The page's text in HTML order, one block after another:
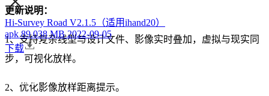
更新说明：
1、支持复杂线型与设计文件、影像实时叠加，虚拟与现实同
步，可视化放样。
2、优化影像放样距离提示。
Hi-Survey Road V2.1.5（适用ihand20）
apk 89.038 MB 2022-09-05
下载